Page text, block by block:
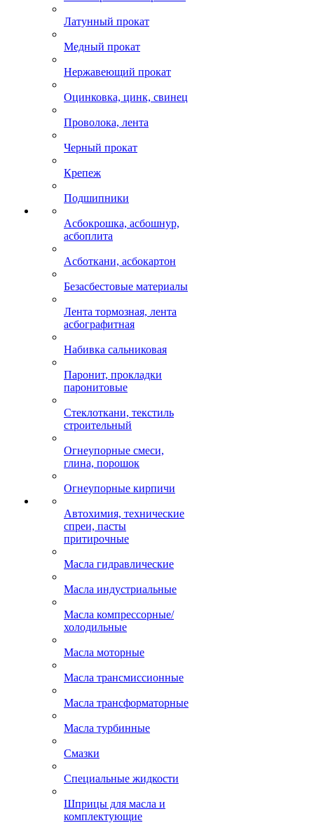
Латунный прокат
Медный прокат
Нержавеющий прокат
Оцинковка, цинк, свинец
Проволока, лента
Черный прокат
Крепеж
Подшипники
Асбокрошка, асбошнур,
асбоплита
Асботкани, асбокартон
Безасбестовые материалы
Лента тормозная, лента
асбографитная
Набивка сальниковая
Паронит, прокладки
паронитовые
Стеклоткани, текстиль
строительный
Огнеупорные смеси,
глина, порошок
Огнеупорные кирпичи
Автохимия, технические
спреи, пасты
притирочные
Масла гидравлические
Масла индустриальные
Масла компрессорные/
холодильные
Масла моторные
Масла трансмиссионные
Масла трансформаторные
Масла турбинные
Смазки
Специальные жидкости
Шприцы для масла и
комплектующие